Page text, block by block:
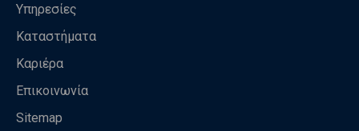
Υπηρεσίες
Καταστήματα
Καριέρα
Επικοινωνία
Sitemap